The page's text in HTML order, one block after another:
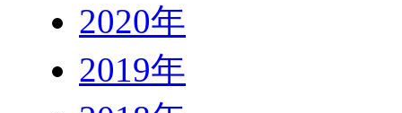
2020年
2019年